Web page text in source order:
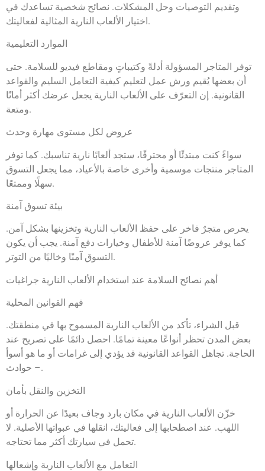
وتقديم التوصيات وحل المشكلات. نصائح شخصية تساعدك في
اختيار الألعاب النارية المثالية لفعاليتك.
الموارد التعليمية
توفر المتاجر المسؤولة أدلةً وكتيباتٍ ومقاطع فيديو للسلامة. حتى
أن بعضها يُقيم ورش عمل لتعليم كيفية التعامل السليم والقواعد
القانونية. إن التعرّف على الألعاب النارية يجعل عرضك أكثر أمانًا
ومتعة.
عروض لكل مستوى مهارة وحدث
سواءً كنت مبتدئًا أو محترفًا، ستجد ألعابًا نارية تناسبك. كما توفر
المتاجر منتجات موسمية وأخرى خاصة بالأعياد، مما يجعل التسوق
سهلًا وممتعًا.
بيئة تسوق آمنة
يحرص متجرٌ فاخر على حفظ الألعاب النارية وتخزينها بشكل آمن.
كما يوفر عروضًا آمنة للأطفال وخيارات دفع آمنة. يجب أن يكون
التسوق آمنًا وخاليًا من التوتر.
أهم نصائح السلامة عند استخدام الألعاب النارية جراغيات
فهم القوانين المحلية
قبل الشراء، تأكد من الألعاب النارية المسموح بها في منطقتك.
بعض المدن تحظر أنواعًا معينة تمامًا. احصل دائمًا على تصريح عند
الحاجة. تجاهل القواعد القانونية قد يؤدي إلى غرامات أو ما هو أسوأ
– حوادث.
التخزين والنقل بأمان
خزّن الألعاب النارية في مكان بارد وجاف بعيدًا عن الحرارة أو
اللهب. عند اصطحابها إلى فعاليتك، انقلها في عبواتها الأصلية. لا
تحمل في سيارتك أكثر مما تحتاجه.
التعامل مع الألعاب النارية وإشعالها